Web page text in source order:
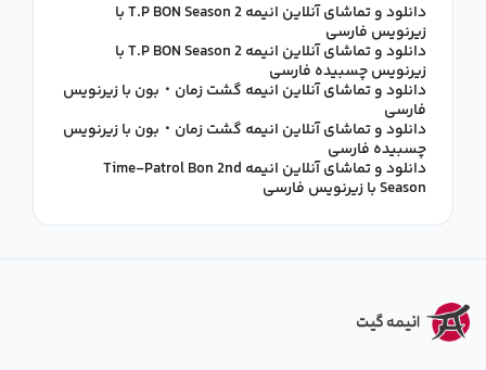
دانلود و تماشای آنلاین انیمه T.P BON Season 2 با
زیرنویس فارسی
دانلود و تماشای آنلاین انیمه T.P BON Season 2 با
زیرنویس چسبیده فارسی
دانلود و تماشای آنلاین انیمه گشت زمان・بون با زیرنویس
فارسی
دانلود و تماشای آنلاین انیمه گشت زمان・بون با زیرنویس
چسبیده فارسی
دانلود و تماشای آنلاین انیمه Time-Patrol Bon 2nd
Season با زیرنویس فارسی